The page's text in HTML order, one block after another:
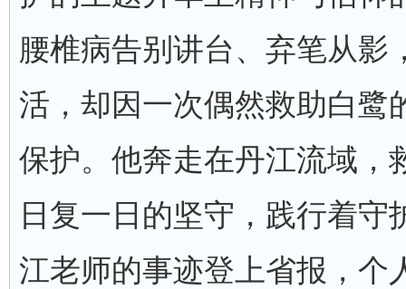
腰椎病告别讲台、弃笔从影
活，却因一次偶然救助白鹭
保护。他奔走在丹江流域，
日复一日的坚守，践行着
江老师的事迹登上省报，个